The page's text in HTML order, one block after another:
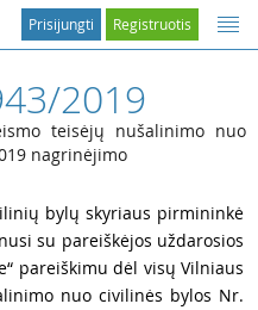
Registruotis
Prisijungti
2019
teisėjų nušalinimo nuo
nagrinėjimo
bylų skyriaus pirmininkė
su pareiškėjos uždarosios
pareiškimu dėl visų Vilniaus
nuo civilinės bylos Nr.